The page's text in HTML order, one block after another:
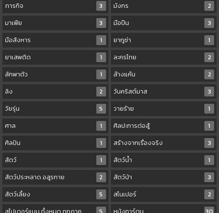
ภารกิจ
3 มังกร
2
มาเฟีย
3 มือปืน
3
มือสังหาร
1 ยากูซ่า
1
ยาเสพติด
1 ละครไทย
2
ลักพาตัว
1 ล้างแค้น
2
ลิง
2 วันคริสต์มาส
3
วัยรุ่น
5 วายร้าย
1
ศาล
1 ศิลปะการต่อสู้
1
ศิลปิน
1 สร้างจากเรื่องจริง
3
สัตว์
1 สัตว์น้ำ
1
สัตว์ประหลาด อสูรกาย
2 สัตว์ป่า
3
สัตว์เลี้ยง
5 สไนเปอร์
2